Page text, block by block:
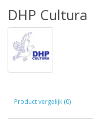
DHP Cultura
Product vergelijk (0)